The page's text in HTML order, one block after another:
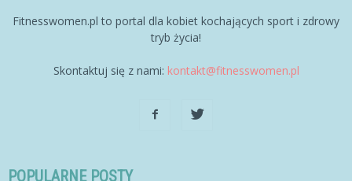
Fitnesswomen.pl to portal dla kobiet kochających sport i zdrowy
tryb życia!
Skontaktuj się z nami: kontakt@fitnesswomen.pl
POPULARNE POSTY